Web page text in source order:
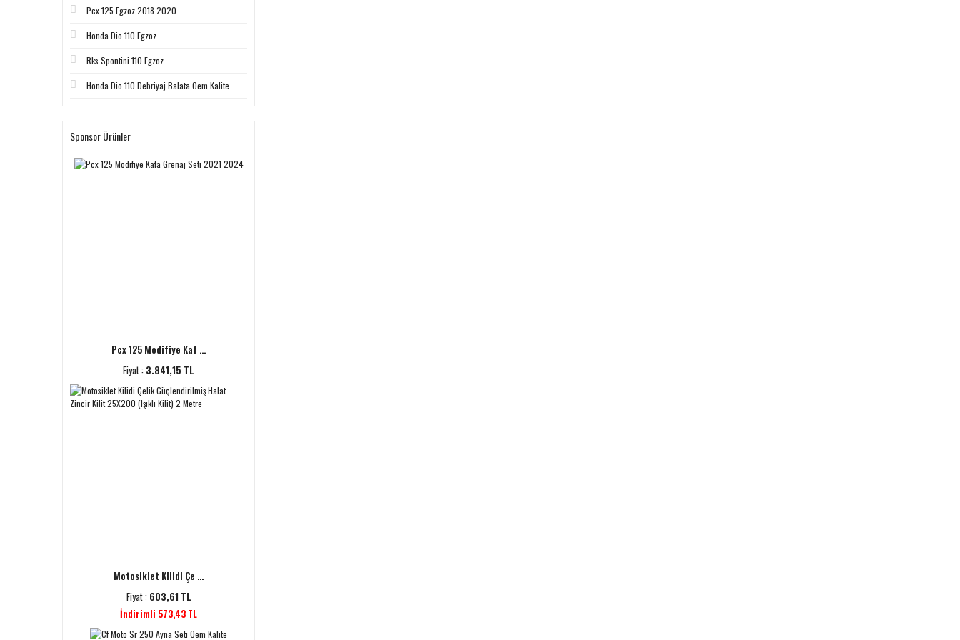
Pcx 125 Egzoz 2018 2020
Honda Dio 110 Egzoz
Rks Spontini 110 Egzoz
Honda Dio 110 Debriyaj Balata Oem Kalite
Sponsor Ürünler
Pcx 125 Modifiye Kaf ...
Fiyat : 3.841,15 TL
Motosiklet Kilidi Çe ...
Fiyat : 603,61 TL
İndirimli 573,43 TL